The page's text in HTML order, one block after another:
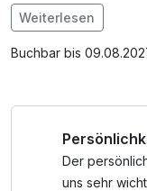
Arrangement „Juist
Abendessen am
unserem Partnerbetrieb ca. 400 m entfernt
Weiterlesen
Buchbar bis
Der
uns sehr